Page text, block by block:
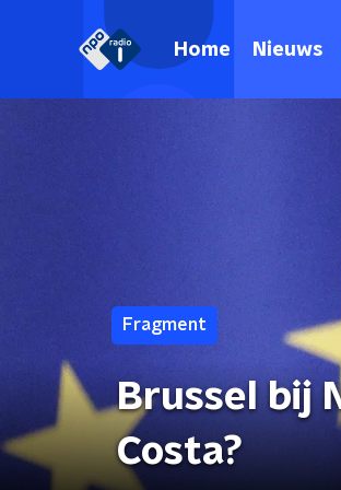
Home Nieuws
Fragment
Brussel bij
Costa?